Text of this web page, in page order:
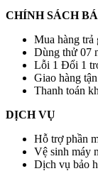
CHÍNH SÁCH
Mua hàng trả
Dùng thử 07
Lỗi 1 Đổi 1
Giao hàng
Thanh toán
DỊCH VỤ
Hỗ trợ phần
Vệ sinh máy
Dịch vụ bảo